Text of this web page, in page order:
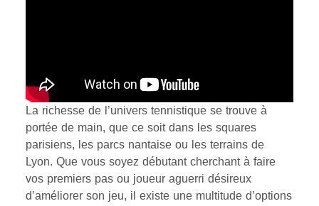
La richesse de l’univers tennistique se trouve à
portée de main, que ce soit dans les squares
parisiens, les parcs nantaise ou les terrains de
Lyon. Que vous soyez débutant cherchant à faire
vos premiers pas ou joueur aguerri désireux
d’améliorer son jeu, il existe une multitude d’options